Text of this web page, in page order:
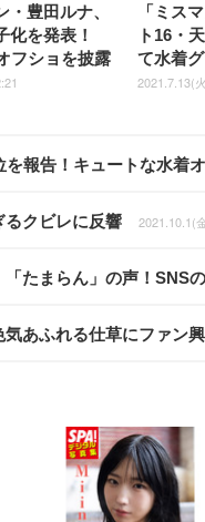
・豊田ルナ、
化を発表！
フショを披露
「ミス
ト16・
て水着
2021.7.13(
報告！キュートな水着
るクビレに反響 2021.10.1(
たまらん」の声！SNS
気あふれる仕草にファン